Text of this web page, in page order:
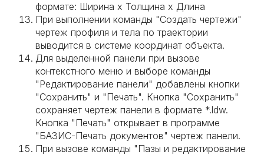
формате: Ширина х Толщина х Длина
При выполнении команды "Создать чертежи"
чертеж профиля и тела по траектории
выводится в системе координат объекта.
Для выделенной панели при вызове
контекстного меню и выборе команды
"Редактирование панели" добавлены кнопки
"Сохранить" и "Печать". Кнопка "Сохранить"
сохраняет чертеж панели в формате *.ldw.
Кнопка "Печать" открывает в программе
"БАЗИС-Печать документов" чертеж панели.
При вызове команды "Пазы и редактирование